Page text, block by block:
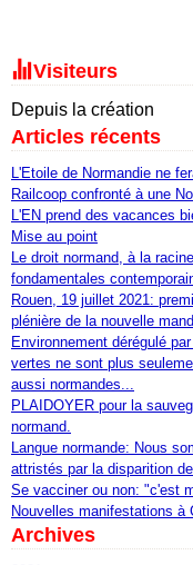
Visiteurs
Depuis la création
Articles récents
L'Etoile de Normandie ne
Railcoop confronté à une
L'EN prend des vacances
Mise au point
Le droit normand, à la
fondamentales
Rouen, 19 juillet 2021:
plénière de la nouvelle
Environnement dérégulé
vertes ne sont plus
aussi normandes...
PLAIDOYER pour la
normand.
Langue normande: Nous
attristés par la disparition
Se vacciner ou non: "c'est
Nouvelles manifestations à
Archives